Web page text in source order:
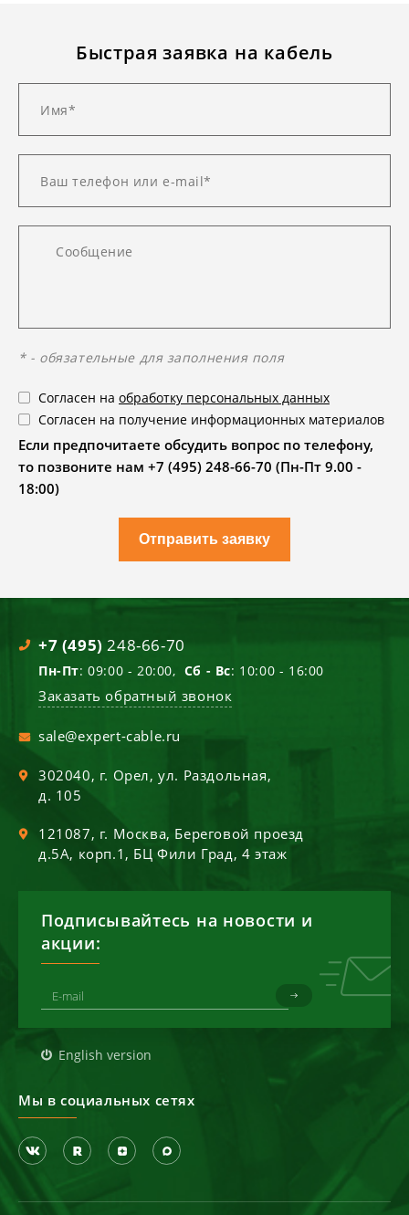
Быстрая заявка на кабель
* - обязательные для заполнения поля
Согласен на обработку персональных данных
Согласен на получение информационных материалов
Если предпочитаете обсудить вопрос по телефону,
то позвоните нам +7 (495) 248-66-70 (Пн-Пт 9.00 -
18:00)
Отправить заявку
+7 (495) 248-66-70
Пн-Пт: 09:00 - 20:00, Сб - Вс: 10:00 - 16:00
Заказать обратный звонок
sale@expert-cable.ru
302040, г. Орел,ул. Раздольная,
д. 105
121087, г. Москва, Береговой проезд
д.5А, корп.1, БЦ Фили Град, 4 этаж
Подписывайтесь на новости и
акции:
English version
Мы в социальных сетях